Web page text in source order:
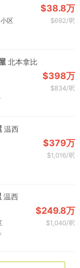
$38.8万
区 $692/呎
北本拿比
$398万
$834/呎
温西
$379万
$1,016/呎
温西
$249.8万
$1,040/呎